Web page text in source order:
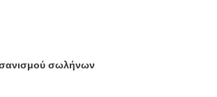
σωλήνων